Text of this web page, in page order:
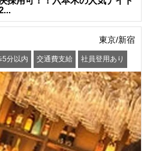
東京/新宿
5分以内 交通費支給 社員登用あり